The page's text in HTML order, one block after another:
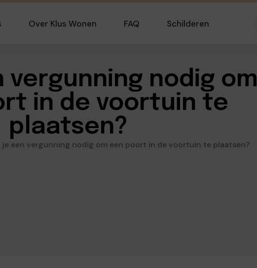
Over Klus Wonen FAQ Schilderen
vergunning nodig om
in de voortuin te
plaatsen?
je een vergunning nodig om een poort in de voortuin te plaatsen?